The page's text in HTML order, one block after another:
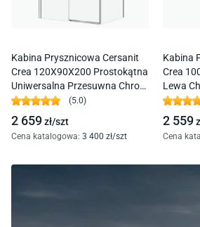
Kabina Prysznicowa Cersanit
Crea 120X90X200 Prostokątna
Uniwersalna Przesuwna Chrom
Transparentne S601-209
(5.0)
2 659zł/szt
Cena katalogowa: 3 400 zł/szt
Kabina
Crea
Lewa
S601-
2 559
Cena